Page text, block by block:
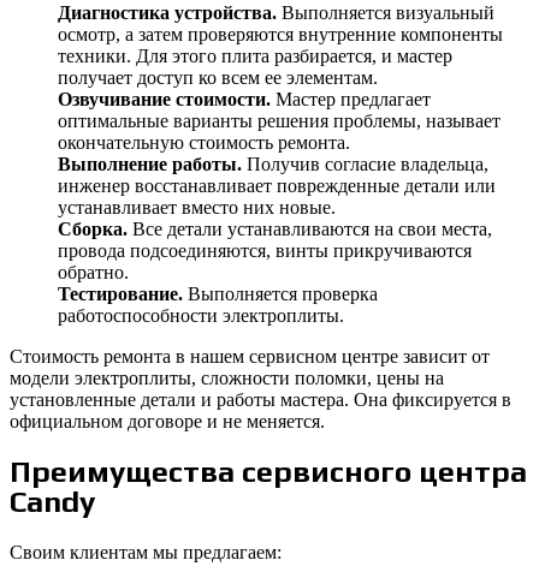
Диагностика устройства. Выполняется визуальный
осмотр, а затем проверяются внутренние компоненты
техники. Для этого плита разбирается, и мастер
получает доступ ко всем ее элементам.
Озвучивание стоимости. Мастер предлагает
оптимальные варианты решения проблемы, называет
окончательную стоимость ремонта.
Выполнение работы. Получив согласие владельца,
инженер восстанавливает поврежденные детали или
устанавливает вместо них новые.
Сборка. Все детали устанавливаются на свои места,
провода подсоединяются, винты прикручиваются
обратно.
Тестирование. Выполняется проверка
работоспособности электроплиты.
Стоимость ремонта в нашем сервисном центре зависит от
модели электроплиты, сложности поломки, цены на
установленные детали и работы мастера. Она фиксируется в
официальном договоре и не меняется.
Преимущества сервисного центра
Candy
Своим клиентам мы предлагаем: